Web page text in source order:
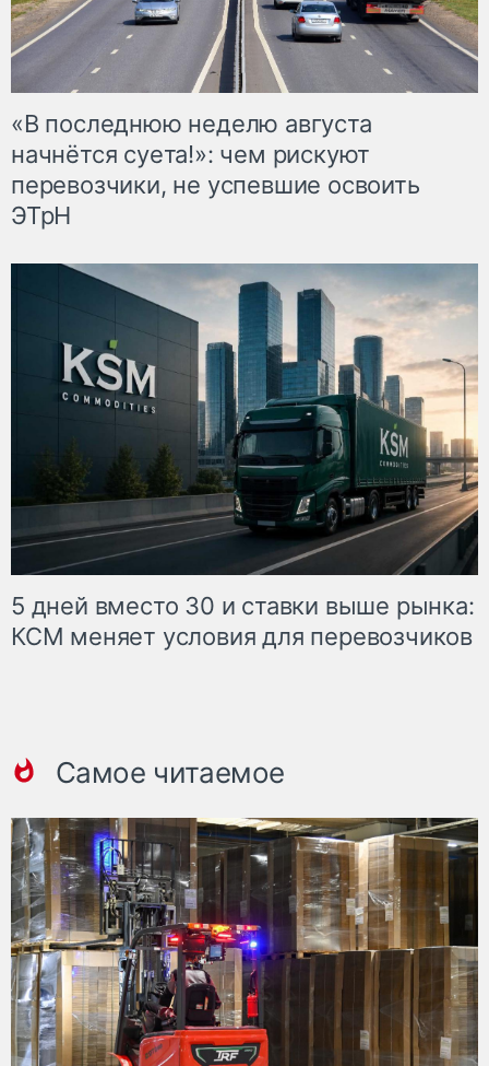
«В последнюю неделю августа
начнётся суета!»: чем рискуют
перевозчики, не успевшие освоить
ЭТрН
5 дней вместо 30 и ставки выше рынка:
КСМ меняет условия для перевозчиков
Самое читаемое